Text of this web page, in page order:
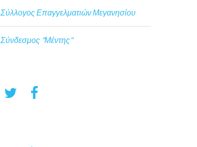
Σύλλογος Επαγγελματιών Μεγανησίου
Σύνδεσμος "Μέντης"